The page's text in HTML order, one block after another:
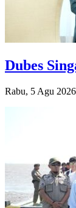
Dubes
Rabu, 5 Agu